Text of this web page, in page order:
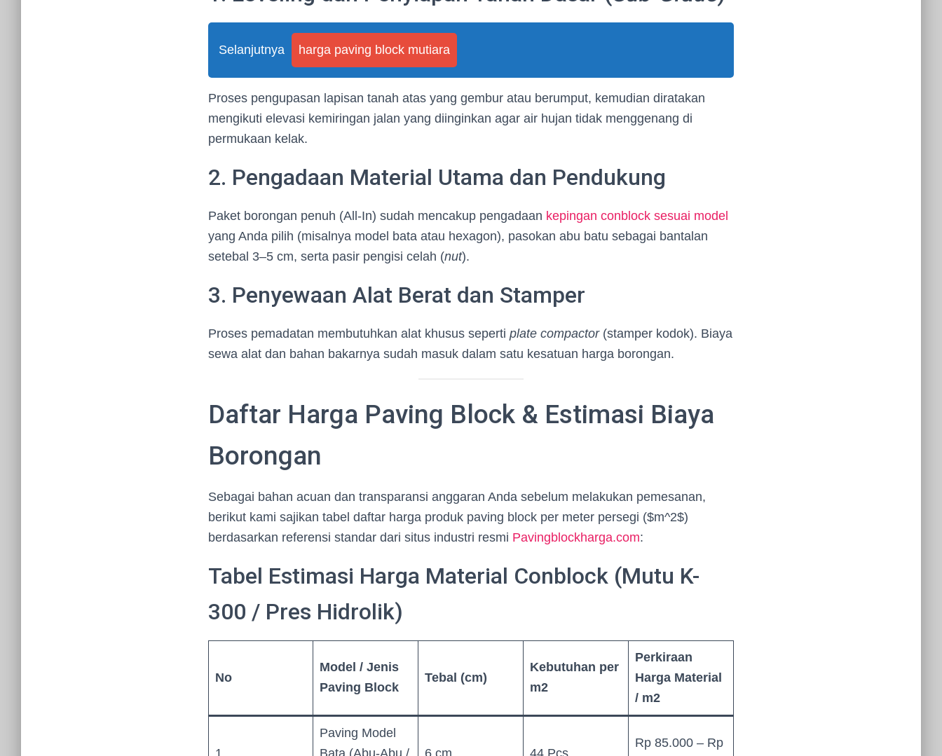
Selanjutnya harga paving block mutiara
Proses pengupasan lapisan tanah atas yang gembur atau berumput, kemudian diratakan
mengikuti elevasi kemiringan jalan yang diinginkan agar air hujan tidak menggenang di
permukaan kelak.
2. Pengadaan Material Utama dan Pendukung
Paket borongan penuh (All-In) sudah mencakup pengadaan kepingan conblock sesuai model
yang Anda pilih (misalnya model bata atau hexagon), pasokan abu batu sebagai bantalan
setebal 3–5 cm, serta pasir pengisi celah (nut).
3. Penyewaan Alat Berat dan Stamper
Proses pemadatan membutuhkan alat khusus seperti plate compactor(stamper kodok). Biaya
sewa alat dan bahan bakarnya sudah masuk dalam satu kesatuan harga borongan.
Daftar Harga Paving Block & Estimasi Biaya
Borongan
Sebagai bahan acuan dan transparansi anggaran Anda sebelum melakukan pemesanan,
berikut kami sajikan tabel daftar harga produk paving block per meter persegi ($m^2$)
berdasarkan referensi standar dari situs industri resmi Pavingblockharga.com:
Tabel Estimasi Harga Material Conblock (Mutu K-
300 / Pres Hidrolik)
No
Model / Jenis
Paving Block
Tebal (cm)
Kebutuhan per
m2
Perkiraan
Harga Material
/ m2
1
Paving Model
Bata (Abu-Abu /
6 cm 44 Pcs
Rp 85.000 – Rp